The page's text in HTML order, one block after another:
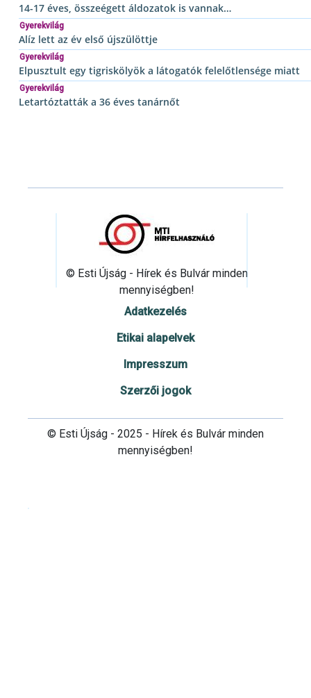
14-17 éves, összeégett áldozatok is vannak…
Gyerekvilág
Alíz lett az év első újszülöttje
Gyerekvilág
Elpusztult egy tigriskölyök a látogatók felelőtlensége miatt
Gyerekvilág
Letartóztatták a 36 éves tanárnőt
© Esti Újság - Hírek és Bulvár minden
mennyiségben!
Adatkezelés
Etikai alapelvek
Impresszum
Szerzői jogok
© Esti Újság - 2025 - Hírek és Bulvár minden
mennyiségben!